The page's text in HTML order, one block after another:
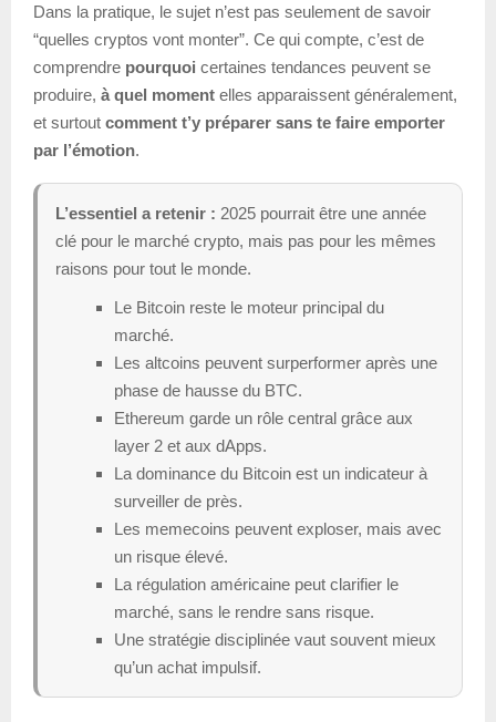
Dans la pratique, le sujet n’est pas seulement de savoir
“quelles cryptos vont monter”. Ce qui compte, c’est de
comprendre pourquoi certaines tendances peuvent se
produire, à quel moment elles apparaissent généralement,
et surtout comment t’y préparer sans te faire emporter
par l’émotion.
L’essentiel a retenir : 2025 pourrait être une année
clé pour le marché crypto, mais pas pour les mêmes
raisons pour tout le monde.
Le Bitcoin reste le moteur principal du
marché.
Les altcoins peuvent surperformer après une
phase de hausse du BTC.
Ethereum garde un rôle central grâce aux
layer 2 et aux dApps.
La dominance du Bitcoin est un indicateur à
surveiller de près.
Les memecoins peuvent exploser, mais avec
un risque élevé.
La régulation américaine peut clarifier le
marché, sans le rendre sans risque.
Une stratégie disciplinée vaut souvent mieux
qu’un achat impulsif.